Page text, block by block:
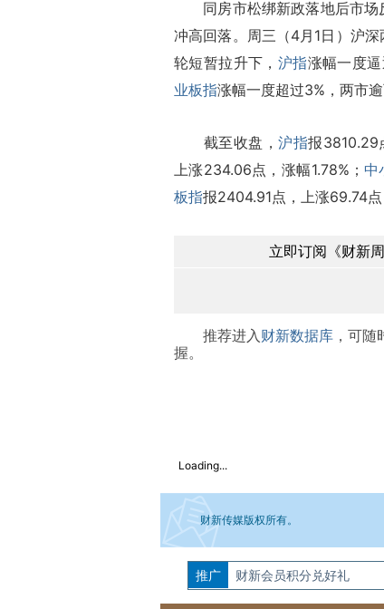
同房市松绑新政落地后市场
冲高回落。周三（4月1日）沪
轮短暂拉升下， 沪指涨幅一度
业板指涨幅一度超过3%，两市逾
截至收盘，沪指报3810.29
上涨234.06点，涨幅1.78%； 中
板指报2404.91点，上涨69.74点
立即订阅《财新
推荐进入财新数据库 ，可
握。
Loading...
财新传媒版权所有。
如需刊登转载请点击右侧按钮，提交
推广 财新会员积分兑好礼